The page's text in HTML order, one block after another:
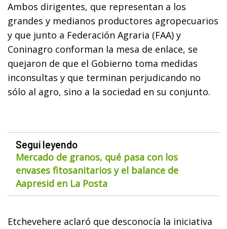
Ambos dirigentes, que representan a los
grandes y medianos productores agropecuarios
y que junto a Federación Agraria (FAA) y
Coninagro conforman la mesa de enlace, se
quejaron de que el Gobierno toma medidas
inconsultas y que terminan perjudicando no
sólo al agro, sino a la sociedad en su conjunto.
Seguí leyendo
Mercado de granos, qué pasa con los
envases fitosanitarios y el balance de
Aapresid en La Posta
Etchevehere aclaró que desconocía la iniciativa